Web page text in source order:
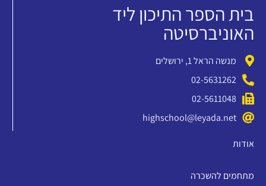
בית הספר התיכון ליד
האוניברסיטה
מנשה הראל 1, ירושלים
02-5631262
02-5611048
highschool@leyada.net
אודות
מתחמים להשכרה